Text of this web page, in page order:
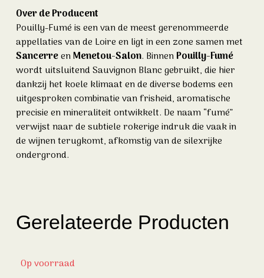
Over de Producent
Pouilly-Fumé is een van de meest gerenommeerde
appellaties van de Loire en ligt in een zone samen met
SancerreenMenetou-Salon. BinnenPouilly-Fumé
wordt uitsluitend Sauvignon Blanc gebruikt, die hier
dankzij het koele klimaat en de diverse bodems een
uitgesproken combinatie van frisheid, aromatische
precisie en mineraliteit ontwikkelt. De naam “fumé”
verwijst naar de subtiele rokerige indruk die vaak in
de wijnen terugkomt, afkomstig van de silexrijke
ondergrond.
Gerelateerde Producten
Op voorraad